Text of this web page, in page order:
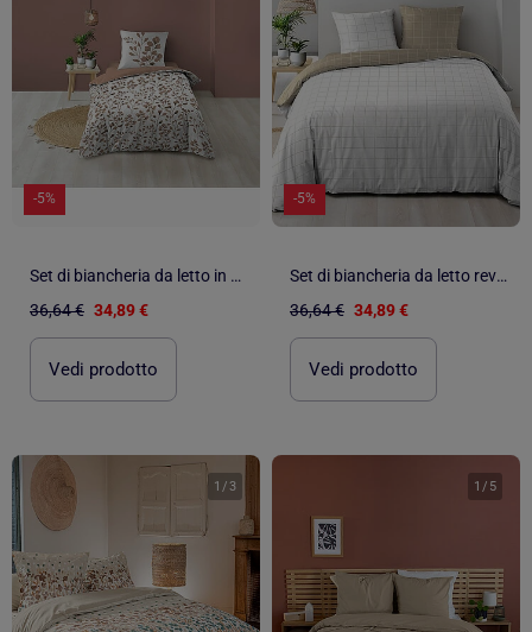
-5%
Set di biancheria da letto in cotone 3 pezzi con fodera con motivo a fogliame + federe
36,64 € 34,89 €
Vedi prodotto
-5%
Set di biancheria da letto reversibile in cotone a quadri
36,64 € 34,89 €
Vedi prodotto
1 /3 1 / 5